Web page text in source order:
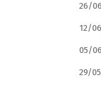
26/
12/
05/
29/